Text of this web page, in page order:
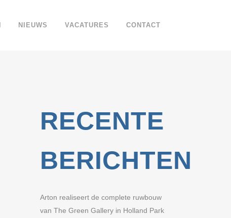
NIEUWS VACATURES CONTACT
RECENTE
BERICHTEN
Arton realiseert de complete ruwbouw
van The Green Gallery in Holland Park